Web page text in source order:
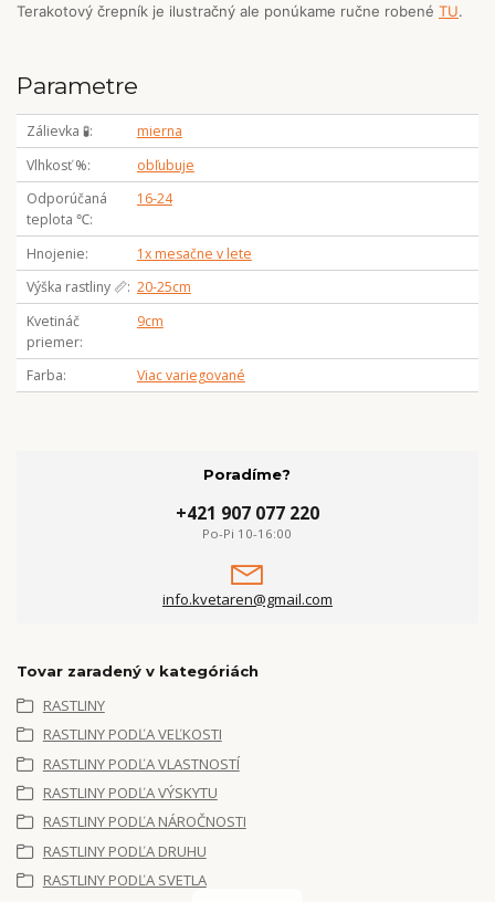
Terakotový črepník je ilustračný ale ponúkame ručne robené TU.
Parametre
Zálievka 🧪
mierna
Vlhkosť %
obľubuje
Odporúčaná
teplota ℃
16-24
Hnojenie
1x mesačne v lete
Výška rastliny 📏 20-25cm
Kvetináč
priemer
9cm
Farba Viac variegované
Poradíme?
+421 907 077 220
Po-Pi 10-16:00
info.kvetaren@gmail.com
Tovar zaradený v kategóriách
RASTLINY
RASTLINY PODĽA VEĽKOSTI
RASTLINY PODĽA VLASTNOSTÍ
RASTLINY PODĽA VÝSKYTU
RASTLINY PODĽA NÁROČNOSTI
RASTLINY PODĽA DRUHU
RASTLINY PODĽA SVETLA